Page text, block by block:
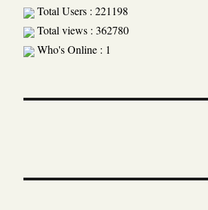
Total Users : 221198
Total views : 362780
Who's Online : 1